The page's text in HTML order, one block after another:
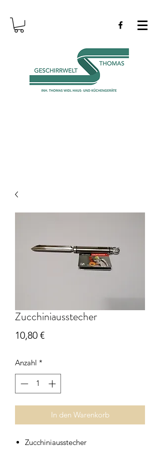
Zucchiniausstecher
10,80 €Preis
Anzahl *
In den Warenkorb
Zucchiniausstecher